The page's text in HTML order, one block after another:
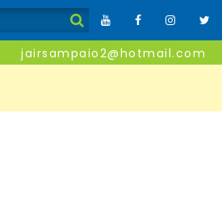
jairsampaio2@hotmail.com